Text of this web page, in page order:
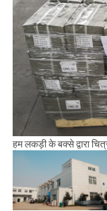
हम लकड़ी के बक्से द्वारा